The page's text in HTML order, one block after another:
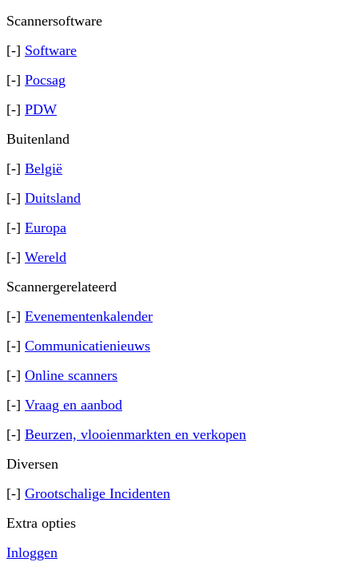
Scannersoftware
[-] Software
[-] Pocsag
[-] PDW
Buitenland
[-] België
[-] Duitsland
[-] Europa
[-] Wereld
Scannergerelateerd
[-] Evenementenkalender
[-] Communicatienieuws
[-] Online scanners
[-] Vraag en aanbod
[-] Beurzen, vlooienmarkten en verkopen
Diversen
[-] Grootschalige Incidenten
Extra opties
Inloggen